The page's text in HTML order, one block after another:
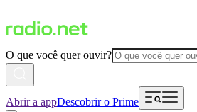
O que você quer ouvir?
Abrir a appDescobrir o Prime